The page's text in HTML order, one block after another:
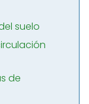
suelo
de